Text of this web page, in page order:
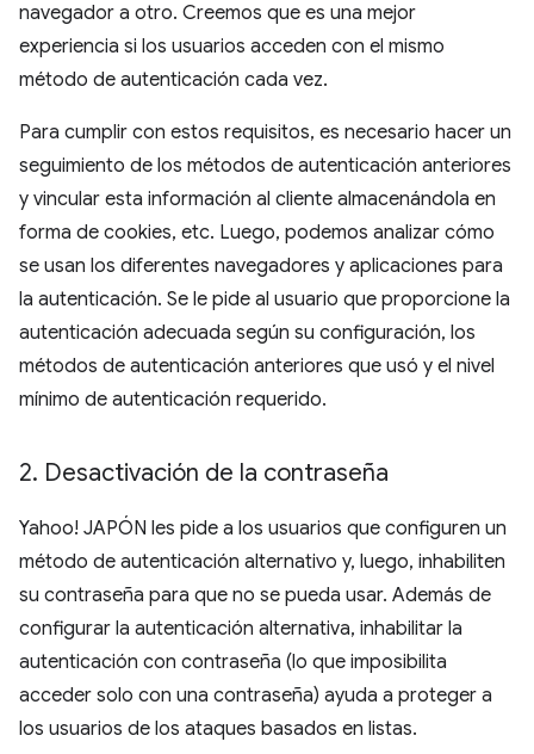
navegador a otro. Creemos que es una mejor
experiencia si los usuarios acceden con el mismo
método de autenticación cada vez.
Para cumplir con estos requisitos, es necesario hacer un
seguimiento de los métodos de autenticación anteriores
y vincular esta información al cliente almacenándola en
forma de cookies, etc. Luego, podemos analizar cómo
se usan los diferentes navegadores y aplicaciones para
la autenticación. Se le pide al usuario que proporcione la
autenticación adecuada según su configuración, los
métodos de autenticación anteriores que usó y el nivel
mínimo de autenticación requerido.
2. Desactivación de la contraseña
Yahoo! JAPÓN les pide a los usuarios que configuren un
método de autenticación alternativo y, luego, inhabiliten
su contraseña para que no se pueda usar. Además de
configurar la autenticación alternativa, inhabilitar la
autenticación con contraseña (lo que imposibilita
acceder solo con una contraseña) ayuda a proteger a
los usuarios de los ataques basados en listas.